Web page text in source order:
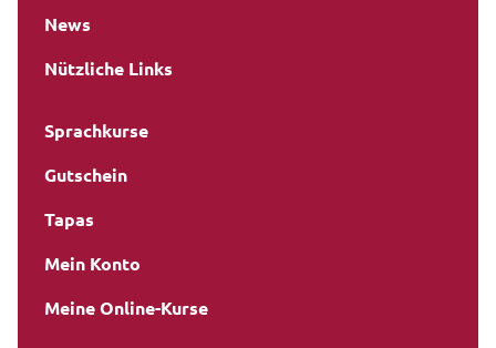
News
Nützliche Links
Sprachkurse
Gutschein
Tapas
Mein Konto
Meine Online-Kurse